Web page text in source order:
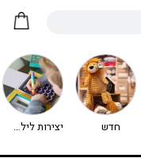
חדש יצירות לילדים - יצירה לילדים